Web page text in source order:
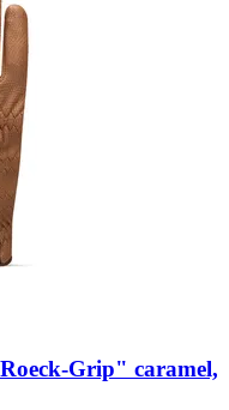
​Grip" caramel,